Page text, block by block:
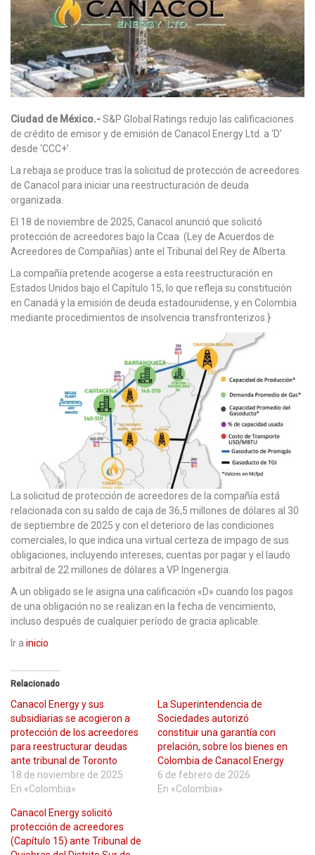
Ciudad de México.-S&P Global Ratings redujo las calificaciones
de crédito de emisor y de emisión de Canacol Energy Ltd. a ‘D’
desde ‘CCC+’.
La rebaja se produce tras la solicitud de protección de acreedores
de Canacol para iniciar una reestructuración de deuda
organizada.
El 18 de noviembre de 2025, Canacol anunció que solicitó
protección de acreedores bajo la Ccaa (Ley de Acuerdos de
Acreedores de Compañías) ante el Tribunal del Rey de Alberta.
La compañía pretende acogerse a esta reestructuración en
Estados Unidos bajo el Capítulo 15, lo que refleja su constitución
en Canadá y la emisión de deuda estadounidense, y en Colombia
mediante procedimientos de insolvencia transfronterizos.}
La solicitud de protección de acreedores de la compañía está
relacionada con su saldo de caja de 36,5 millones de dólares al 30
de septiembre de 2025 y con el deterioro de las condiciones
comerciales, lo que indica una virtual certeza de impago de sus
obligaciones, incluyendo intereses, cuentas por pagar y el laudo
arbitral de 22 millones de dólares a VP Ingenergia.
A un obligado se le asigna una calificación «D» cuando los pagos
de una obligación no se realizan en la fecha de vencimiento,
incluso después de cualquier período de gracia aplicable.
Ir a inicio
Relacionado
Canacol Energy y sus
subsidiarias se acogieron a
protección de los acreedores
para reestructurar deudas
ante tribunal de Toronto
18 de noviembre de 2025
En «Colombia»
La Superintendencia de
Sociedades autorizó
constituir una garantía con
prelación, sobre los bienes en
Colombia de Canacol Energy
6 de febrero de 2026
En «Colombia»
Canacol Energy solicitó
protección de acreedores
(Capítulo 15) ante Tribunal de